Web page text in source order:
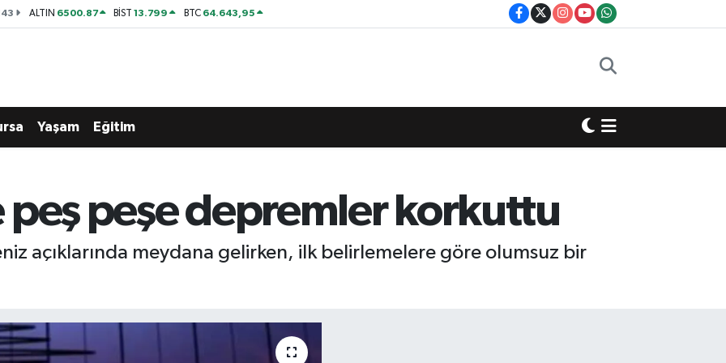
ALTIN 6500.87 BİST13.799 BTC 64.643,95
Yaşam Eğitim
peş peşe depremler korkuttu
açıklarında meydana gelirken, ilk belirlemelere göre olumsuz bir